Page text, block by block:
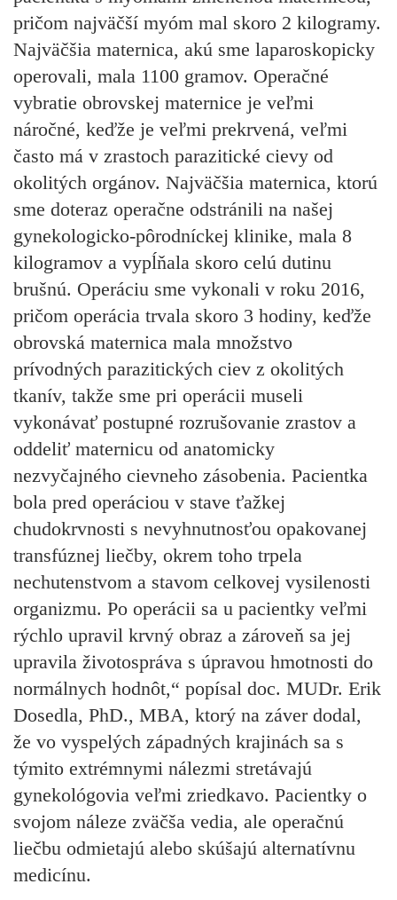
pričom najväčší myóm mal skoro 2 kilogramy.
Najväčšia maternica, akú sme laparoskopicky
operovali, mala 1100 gramov. Operačné
vybratie obrovskej maternice je veľmi
náročné, keďže je veľmi prekrvená, veľmi
často má v zrastoch parazitické cievy od
okolitých orgánov. Najväčšia maternica, ktorú
sme doteraz operačne odstránili na našej
gynekologicko-pôrodníckej klinike, mala 8
kilogramov a vypĺňala skoro celú dutinu
brušnú. Operáciu sme vykonali v roku 2016,
pričom operácia trvala skoro 3 hodiny, keďže
obrovská maternica mala množstvo
prívodných parazitických ciev z okolitých
tkanív, takže sme pri operácii museli
vykonávať postupné rozrušovanie zrastov a
oddeliť maternicu od anatomicky
nezvyčajného cievneho zásobenia. Pacientka
bola pred operáciou v stave ťažkej
chudokrvnosti s nevyhnutnosťou opakovanej
transfúznej liečby, okrem toho trpela
nechutenstvom a stavom celkovej vysilenosti
organizmu. Po operácii sa u pacientky veľmi
rýchlo upravil krvný obraz a zároveň sa jej
upravila životospráva s úpravou hmotnosti do
normálnych hodnôt,“ popísal doc. MUDr. Erik
Dosedla, PhD., MBA, ktorý na záver dodal,
že vo vyspelých západných krajinách sa s
týmito extrémnymi nálezmi stretávajú
gynekológovia veľmi zriedkavo. Pacientky o
svojom náleze zväčša vedia, ale operačnú
liečbu odmietajú alebo skúšajú alternatívnu
medicínu.